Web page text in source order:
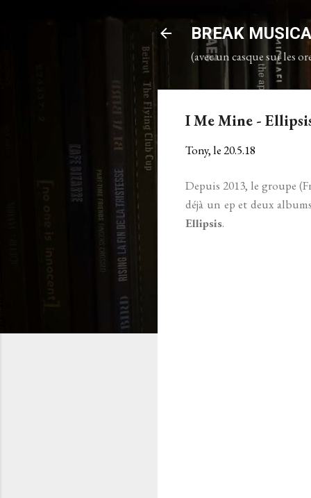
BREAK
(avec un casque sur les
I Me Mine -
Tony, le20.5.18
Depuis 2013, le groupe
déjà un ep et deux
Ellipsis.